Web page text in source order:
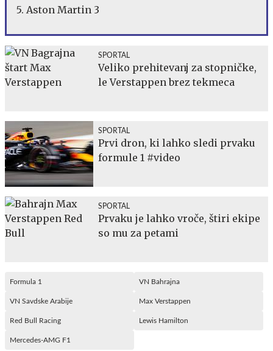
5. Aston Martin 3
SPORTAL
Veliko prehitevanj za stopničke,
le Verstappen brez tekmeca
SPORTAL
Prvi dron, ki lahko sledi prvaku
formule 1 #video
SPORTAL
Prvaku je lahko vroče, štiri ekipe
so mu za petami
Formula 1 VN Bahrajna
VN Savdske Arabije Max Verstappen
Red Bull Racing Lewis Hamilton
Mercedes-AMG F1